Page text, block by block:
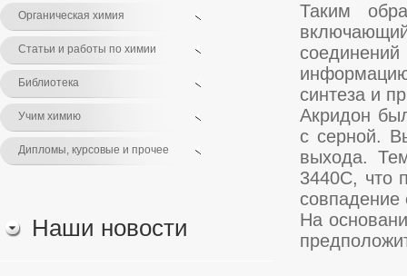
Органическая химия
Статьи и работы по химии
Библиотека
Учим химию
Дипломы, курсовые и прочее
Наши новости
Таким
синтеза и
Акридон
с серной.
выхода.
3440С, что
совпадение
На